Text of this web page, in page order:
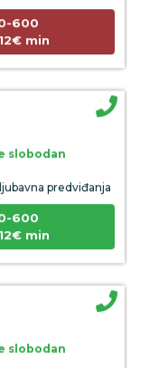
600
min
slobodan
predviđanja
600
min
slobodan